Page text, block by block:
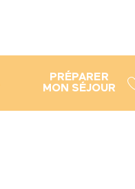
PRÉPARER
MON SÉJOUR